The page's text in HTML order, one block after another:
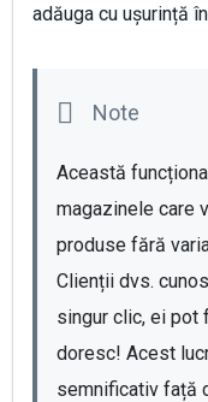
adăuga cu ușurință
Această
magazinele care
produse fără
Clienții dvs.
singur clic, ei pot
doresc! Acest
semnificativ față